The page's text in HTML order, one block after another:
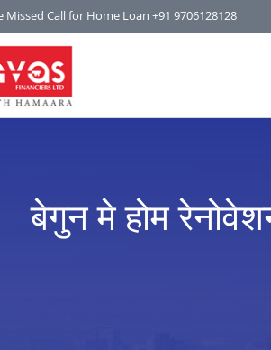
Missed Call for Home Loan +91 9706128128
बेगुन मे होम